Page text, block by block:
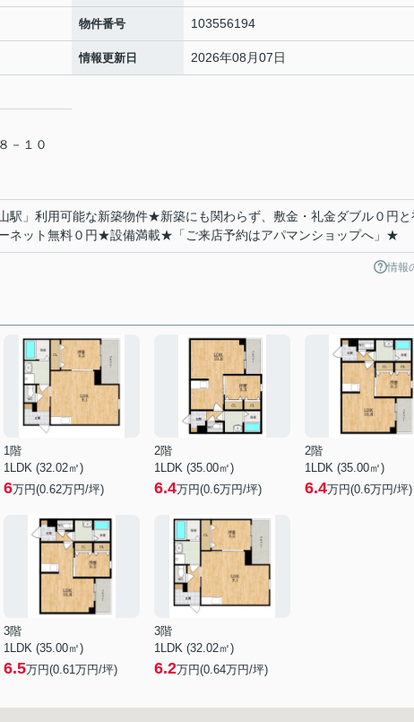
物件番号 103556194
情報更新日 2026年08月07日
－１０
駅」利用可能な新築物件★新築にも関わらず、敷金・礼金ダブル０円と
ネット無料０円★設備満載★「ご来店予約はアパマンショップへ」★
情報
1階
1LDK (32.02㎡)
6万円(0.62万円/坪)
2階
1LDK (35.00㎡)
6.4万円(0.6万円/坪)
2階
1LDK (35.00㎡)
6.4万円(0.6万円/坪)
3階
1LDK (35.00㎡)
6.5万円(0.61万円/坪)
3階
1LDK (32.02㎡)
6.2万円(0.64万円/坪)